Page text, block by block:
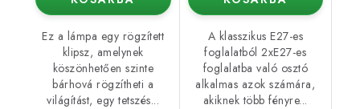
Ez a lámpa egy rögzített
klipsz, amelynek
köszönhetően szinte
bárhová rögzítheti a
világítást, egy tetszés...
A klasszikus E27-es
foglalatból 2xE27-es
foglalatba való osztó
alkalmas azok számára,
akiknek több fényre...